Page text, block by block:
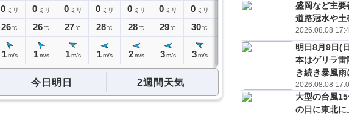
0 ミリ
26℃
1 m/s
0 ミリ
26℃
1 m/s
0 ミリ
27℃
1 m/s
0 ミリ
28℃
1 m/s
0 ミリ
28℃
2 m/s
0 ミリ
29℃
3 m/s
0 ミリ
30℃
3 m/s
ミリ
℃
m/s
0 ミリ
32℃
5 m/s
今日明日 2週間天気
盛岡など主
道路冠水や
2026.08.08
明日8月9日(
本はゲリラ
き続き暴風雨
2026.08.08
大型の台風
の日に東北